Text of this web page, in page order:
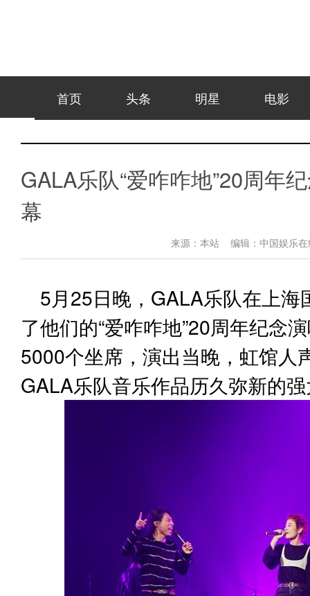
首页 头条 明星 电影
GALA乐队“爱咋咋地”20周年
幕
来源： 本站 编辑： 中国娱乐
5月25日晚，GALA乐队在上
了他们的“爱咋咋地”20周年纪念
5000个坐席，演出当晚，虹馆人
GALA乐队音乐作品历久弥新的